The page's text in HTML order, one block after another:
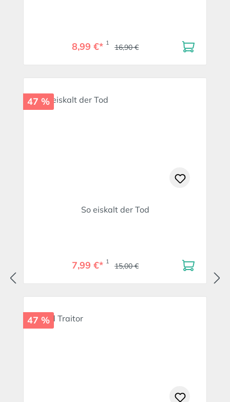
8,99 €* 1 16,90 €
47 %
So eiskalt der Tod
7,99 €* 1 15,00 €
47 %